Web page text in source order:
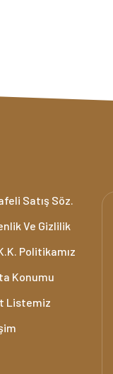
Satış Söz.
Ve Gizlilik
Politikamız
Konumu
Listemiz